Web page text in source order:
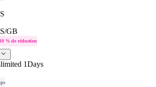
/GB
10 % de réduction
1Days